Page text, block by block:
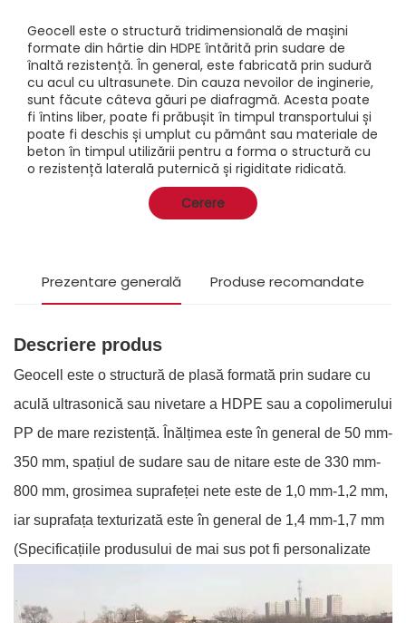
Geocell este o structură tridimensională de mașini
formate din hârtie din HDPE întărită prin sudare de
înaltă rezistență. În general, este fabricată prin sudură
cu acul cu ultrasunete. Din cauza nevoilor de inginerie,
sunt făcute câteva găuri pe diafragmă. Acesta poate
fi întins liber, poate fi prăbușit în timpul transportului și
poate fi deschis și umplut cu pământ sau materiale de
beton în timpul utilizării pentru a forma o structură cu
o rezistență laterală puternică și rigiditate ridicată.
Cerere
Prezentare generală Produse recomandate
Descriere produs
Geocell este o structură de plasă formată prin sudare cu
aculă ultrasonică sau nivetare a HDPE sau a copolimerului
PP de mare rezistență. Înălțimea este în general de 50 mm-
350 mm, spațiul de sudare sau de nitare este de 330 mm-
800 mm, grosimea suprafeței nete este de 1,0 mm-1,2 mm,
iar suprafața texturizată este în general de 1,4 mm-1,7 mm
(Specificațiile produsului de mai sus pot fi personalizate